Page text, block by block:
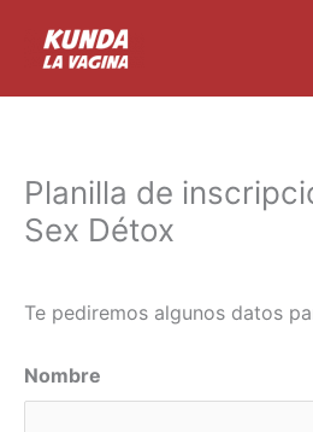
Planilla de
Sex Détox
Te pediremos algunos datos
Nombre
MM
barra